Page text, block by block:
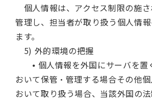
個人情報は、アクセス制限の施
管理し、担当者が取り扱う個人情
ます。
5) 外的環境の把握
⦁ 個人情報を外国にサーバを置
おいて保管・管理する場合その他
おいて取り扱う場合、当該外国の